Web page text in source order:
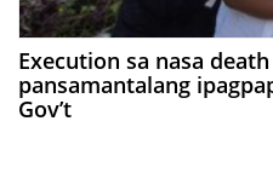
Execution sa nasa
pansamantalang
Gov’t